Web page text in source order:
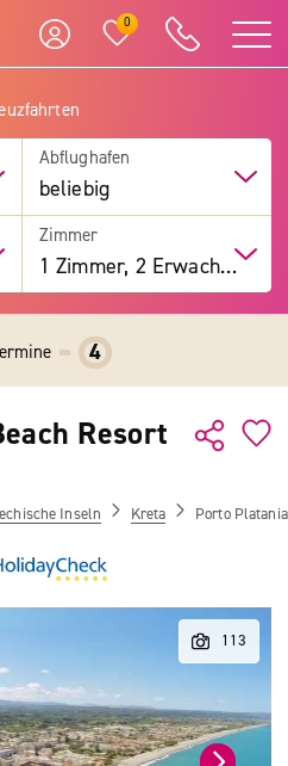
0
Abflughafen
beliebig
Zimmer
1 Zimmer, 2 Erwachsene
4
Resort
Inseln Kreta Porto